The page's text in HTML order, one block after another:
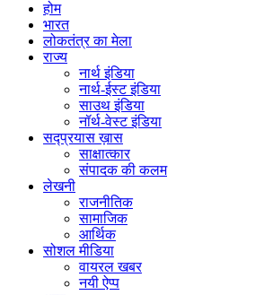
होम
भारत
लोकतंत्र का मेला
राज्य
नार्थ इंडिया
नार्थ-ईस्ट इंडिया
साउथ इंडिया
नॉर्थ-वेस्ट इंडिया
सद्प्रयास ख़ास
साक्षात्कार
संपादक की कलम
लेखनी
राजनीतिक
सामाजिक
आर्थिक
सोशल मीडिया
वायरल खबर
नयी ऐप्प